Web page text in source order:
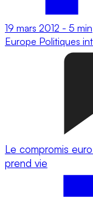
19 mars 2012 - 5 min
Europe Politiques
Le compromis
prend vie